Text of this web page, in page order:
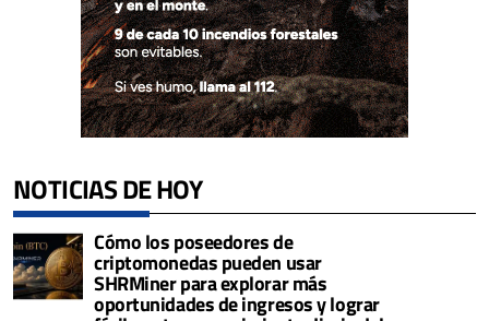
NOTICIAS DE HOY
Cómo los poseedores de
criptomonedas pueden usar
SHRMiner para explorar más
oportunidades de ingresos y lograr